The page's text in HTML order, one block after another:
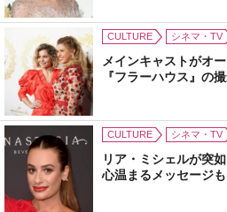
CULTURE シネマ・TV
メインキャストがオ
『フラーハウス』の
CULTURE シネマ・TV
リア・ミシェルが突
心温まるメッセージも